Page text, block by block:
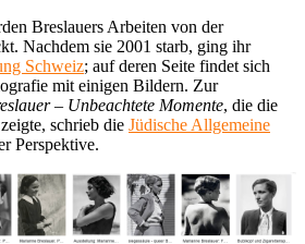
Breslauers Arbeiten von der
Nachdem sie 2001 starb, ging ihr
Schweiz; auf deren Seite findet sich
mit einigen Bildern. Zur
– Unbeachtete Momente, die die
schrieb die Jüdische Allgemeine
Perspektive.